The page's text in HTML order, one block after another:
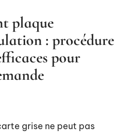
plaque
: procédure
pour
grise ne peut pas